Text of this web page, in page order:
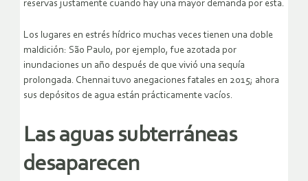
reservas justamente cuando hay una mayor demanda por esta.
Los lugares en estrés hídrico muchas veces tienen una doble
maldición: São Paulo, por ejemplo, fue azotada por
inundaciones un año después de que vivió una sequía
prolongada. Chennai tuvo anegaciones fatales en 2015; ahora
sus depósitos de agua están prácticamente vacíos.
Las aguas subterráneas
desaparecen